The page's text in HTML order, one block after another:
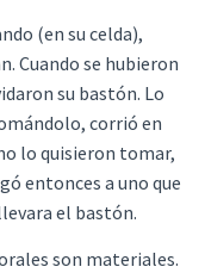
(en su celda),
Cuando se hubieron
su bastón. Lo
corrió en
lo quisieron tomar,
entonces a uno que
el bastón.
son materiales.